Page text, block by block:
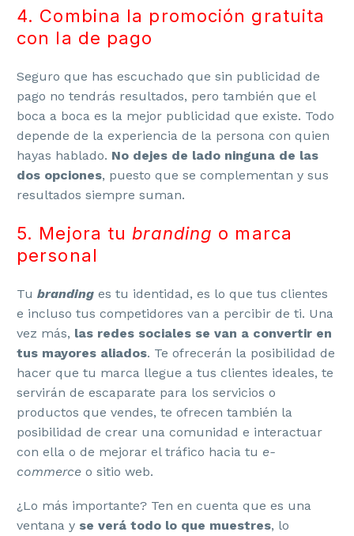
4. Combina la promoción gratuita
con la de pago
Seguro que has escuchado que sin publicidad de
pago no tendrás resultados, pero también que el
boca a boca es la mejor publicidad que existe. Todo
depende de la experiencia de la persona con quien
hayas hablado. No dejes de lado ninguna de las
dos opciones, puesto que se complementan y sus
resultados siempre suman.
5. Mejora tubranding o marca
personal
Tu branding es tu identidad, es lo que tus clientes
e incluso tus competidores van a percibir de ti. Una
vez más, las redes sociales se van a convertir en
tus mayores aliados. Te ofrecerán la posibilidad de
hacer que tu marca llegue a tus clientes ideales, te
servirán de escaparate para los servicios o
productos que vendes, te ofrecen también la
posibilidad de crear una comunidad e interactuar
con ella o de mejorar el tráfico hacia tu e-
commerce o sitio web.
¿Lo más importante? Ten en cuenta que es una
ventana y se verá todo lo que muestres, lo